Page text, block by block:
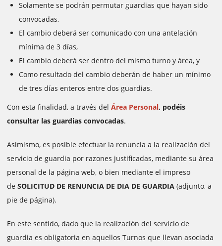
Solamente se podrán permutar guardias que hayan sido
convocadas,
El cambio deberá ser comunicado con una antelación
mínima de 3 días,
El cambio deberá ser dentro del mismo turno y área, y
Como resultado del cambio deberán de haber un mínimo
de tres días enteros entre dos guardias.
Con esta finalidad, a través del Área Personal, podéis
consultar las guardias convocadas.
Asimismo, es posible efectuar la renuncia a la realización del
servicio de guardia por razones justificadas, mediante su área
personal de la página web, o bien mediante el impreso
de SOLICITUD DE RENUNCIA DE DIA DE GUARDIA (adjunto, a
pie de página).
En este sentido, dado que la realización del servicio de
guardia es obligatoria en aquellos Turnos que llevan asociada